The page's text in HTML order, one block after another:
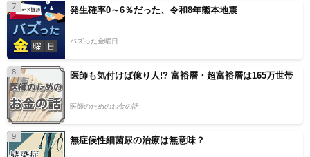
7 発生確率0～6％だった、令和8年熊本地震
バズった金曜日
8 医師も気付けば億り人!? 富裕層・超富裕層は165万世帯
医師のためのお金の話
9 無症候性細菌尿の治療は無意味？